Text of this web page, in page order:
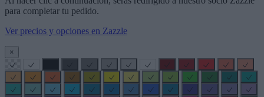
para completar tu pedido.
Ver precios y opciones en Zazzle
×